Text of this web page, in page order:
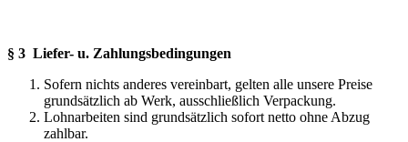
§ 3 Liefer- u. Zahlungsbedingungen
Sofern nichts anderes vereinbart, gelten alle unsere Preise
grundsätzlich ab Werk, ausschließlich Verpackung.
Lohnarbeiten sind grundsätzlich sofort netto ohne Abzug
zahlbar.